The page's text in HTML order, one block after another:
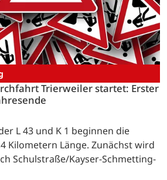
Trierweiler startet: Erster
L 43 und K 1 beginnen die
Kilometern Länge. Zunächst wird
Schulstraße/Kayser-Schmetting-